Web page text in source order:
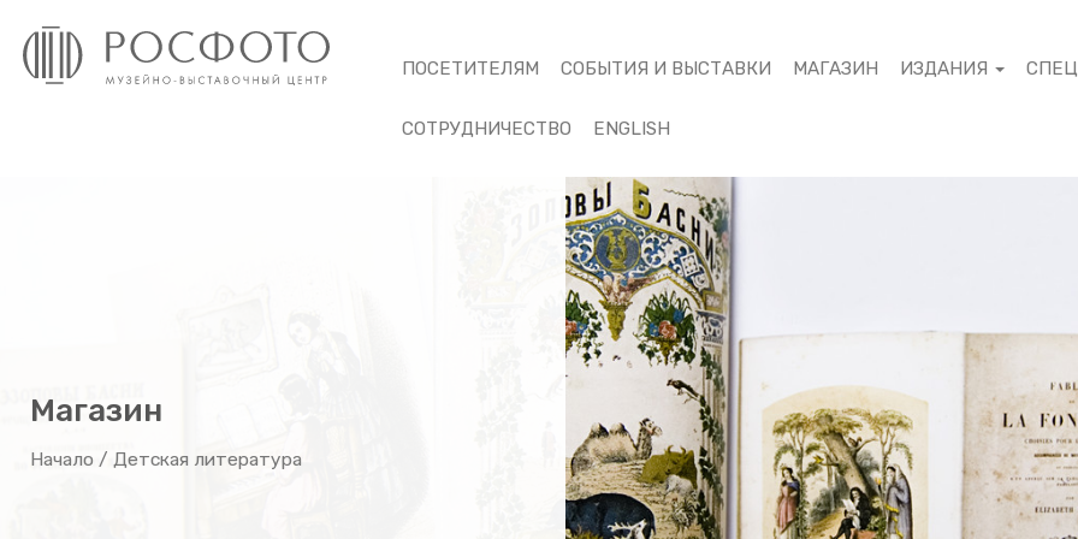
ПОСЕТИТЕЛЯМ СОБЫТИЯ И ВЫСТАВКИ МАГАЗИН ИЗДАНИЯ
СОТРУДНИЧЕСТВО ENGLISH
Магазин
Начало / Детская литература